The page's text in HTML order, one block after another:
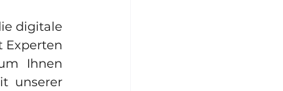
digitale
Experten
Ihnen